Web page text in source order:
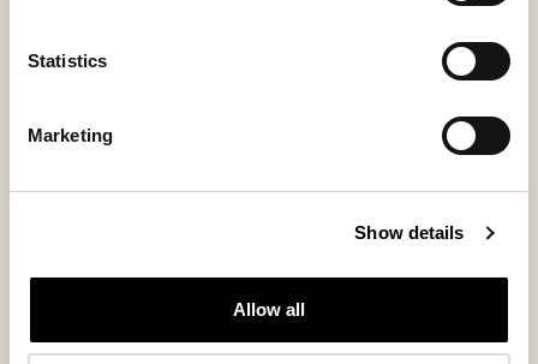
Statistics
Marketing
Show details
Allow all